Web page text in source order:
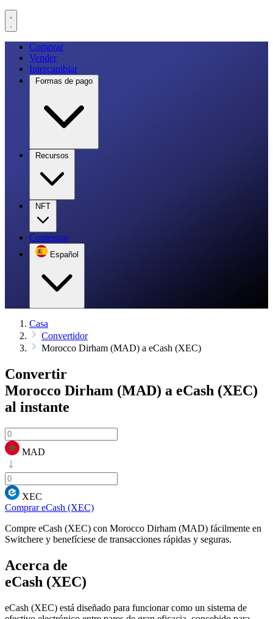
Comprar
Vender
Intercambiar
Formas de pago
Recursos
NFT
Comenzar
Español
Casa
Convertidor
Morocco Dirham (MAD) a eCash (XEC)
Convertir
Morocco Dirham (MAD) a eCash (XEC)
al instante
MAD
XEC
Comprar eCash (XEC)
Compre eCash (XEC) con Morocco Dirham (MAD) fácilmente en
Switchere y benefíciese de transacciones rápidas y seguras.
Acerca de
eCash (XEC)
eCash (XEC) está diseñado para funcionar como un sistema de